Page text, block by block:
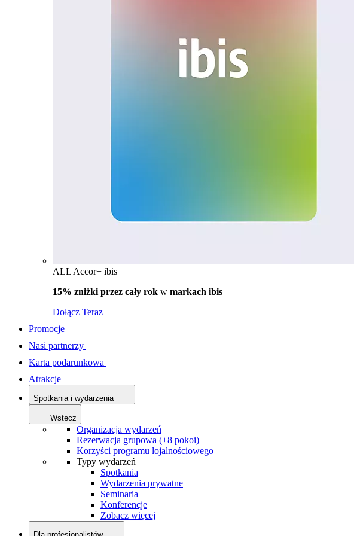
ALL Accor+ ibis
15% zniżki przez cały rok w markach ibis
Dołącz Teraz
Promocje
Nasi partnerzy
Karta podarunkowa
Atrakcje
Spotkania i wydarzenia
Wstecz
Organizacja wydarzeń
Rezerwacja grupowa (+8 pokoi)
Korzyści programu lojalnościowego
Typy wydarzeń
Spotkania
Wydarzenia prywatne
Seminaria
Konferencje
Zobacz więcej